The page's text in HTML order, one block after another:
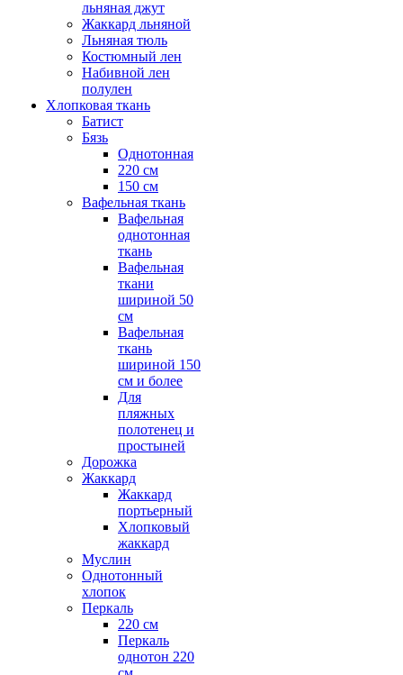
льняная джут
Жаккард льняной
Льняная тюль
Костюмный лен
Набивной лен
полулен
Хлопковая ткань
Батист
Бязь
Однотонная
220 см
150 см
Вафельная ткань
Вафельная
однотонная
ткань
Вафельная
ткани
шириной 50
см
Вафельная
ткань
шириной 150
см и более
Для
пляжных
полотенец и
простыней
Дорожка
Жаккард
Жаккард
портьерный
Хлопковый
жаккард
Муслин
Однотонный
хлопок
Перкаль
220 см
Перкаль
однотон 220